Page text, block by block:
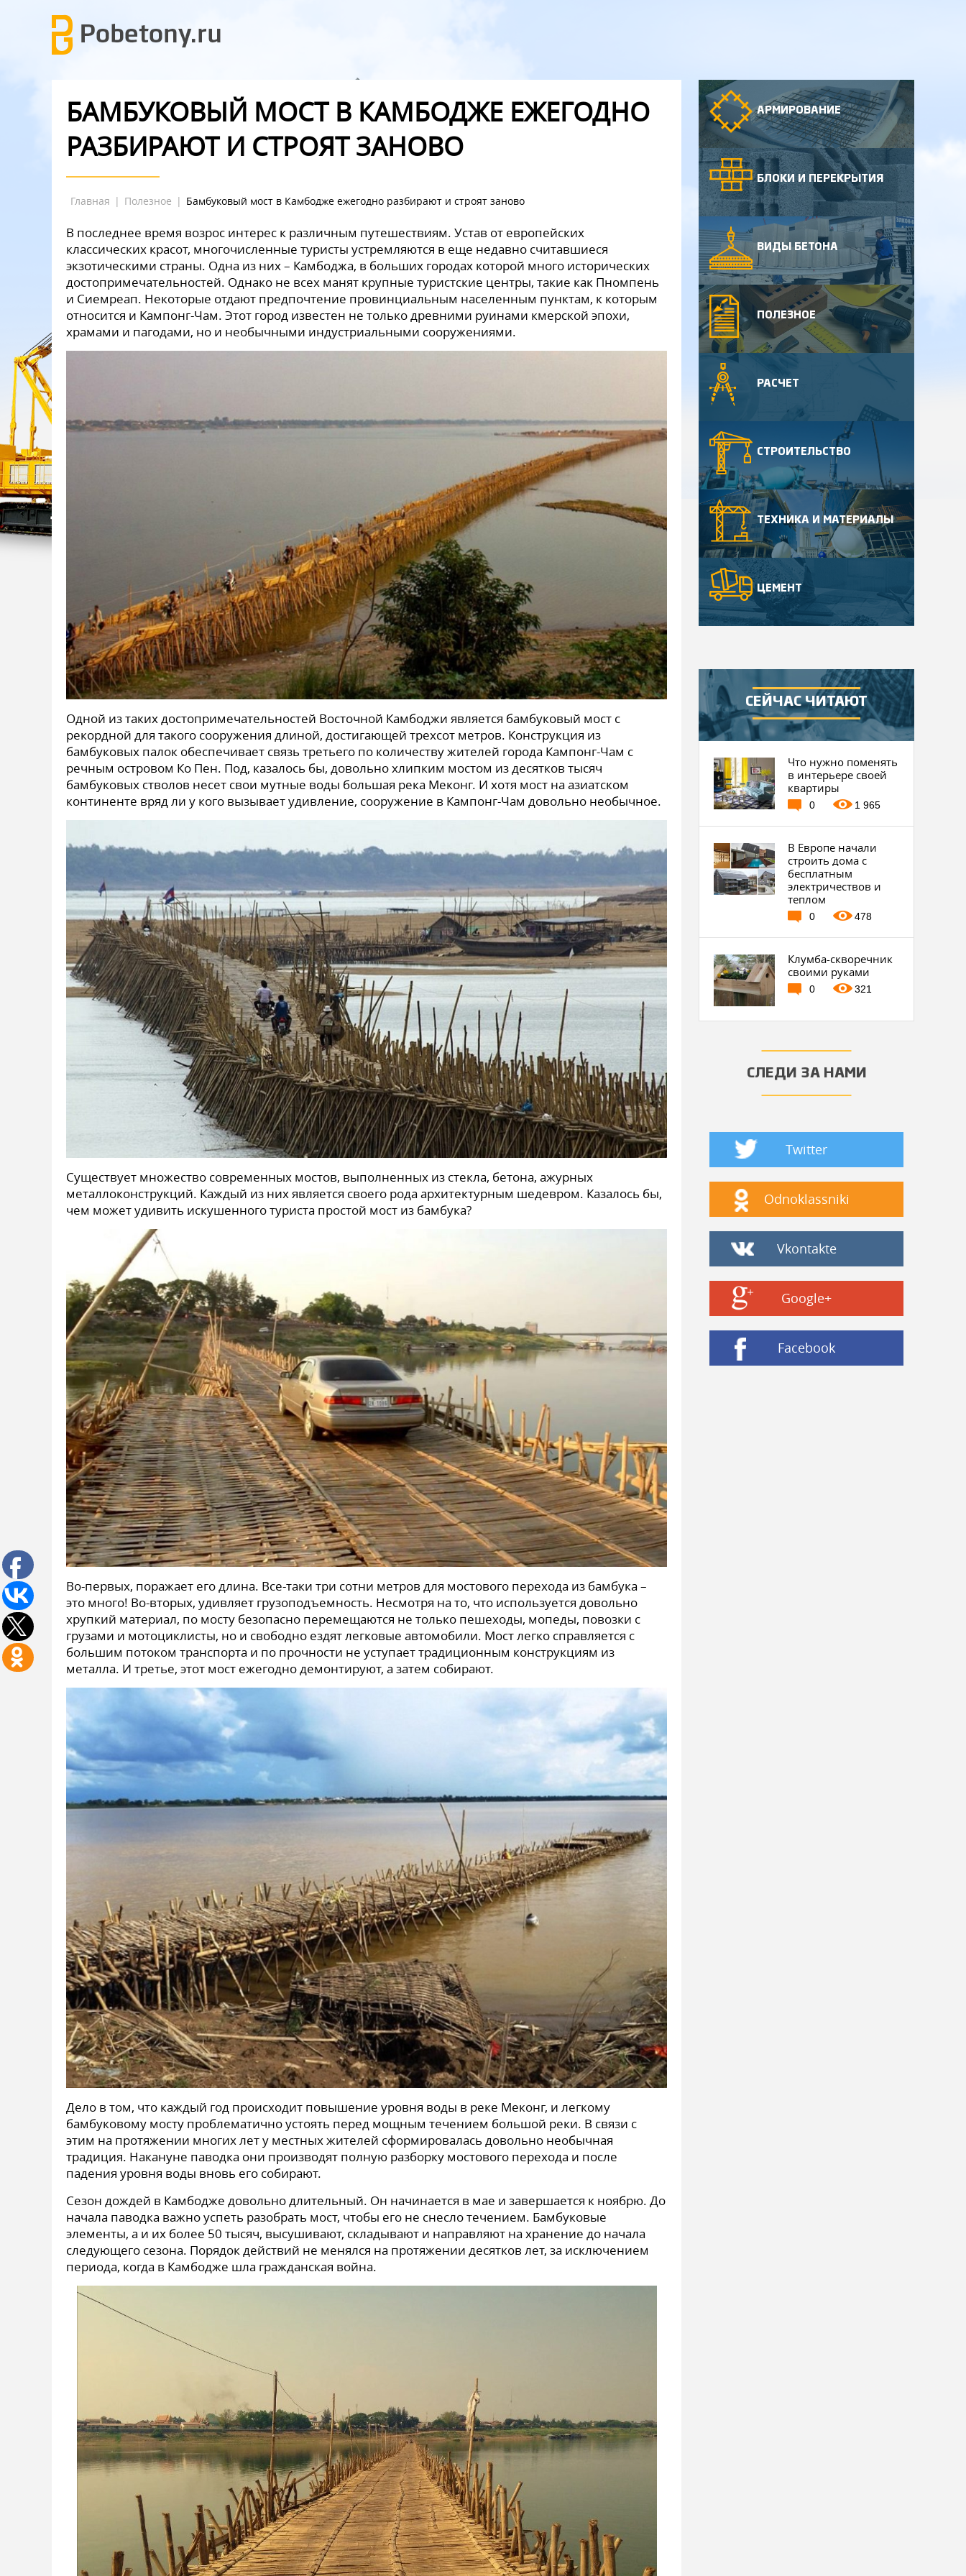
БАМБУКОВЫЙ МОСТ В КАМБОДЖЕ ЕЖЕГОДНО
РАЗБИРАЮТ И СТРОЯТ ЗАНОВО
Главная | Полезное | Бамбуковый мост в Камбодже ежегодно разбирают и строят заново
В последнее время возрос интерес к различным путешествиям. Устав от европейских
классических красот, многочисленные туристы устремляются в еще недавно считавшиеся
экзотическими страны. Одна из них – Камбоджа, в больших городах которой много исторических
достопримечательностей. Однако не всех манят крупные туристские центры, такие как Пномпень
и Сиемреап. Некоторые отдают предпочтение провинциальным населенным пунктам, к которым
относится и Кампонг-Чам. Этот город известен не только древними руинами кмерской эпохи,
храмами и пагодами, но и необычными индустриальными сооружениями.
Одной из таких достопримечательностей Восточной Камбоджи является бамбуковый мост с
рекордной для такого сооружения длиной, достигающей трехсот метров. Конструкция из
бамбуковых палок обеспечивает связь третьего по количеству жителей города Кампонг-Чам с
речным островом Ко Пен. Под, казалось бы, довольно хлипким мостом из десятков тысяч
бамбуковых стволов несет свои мутные воды большая река Меконг. И хотя мост на азиатском
континенте вряд ли у кого вызывает удивление, сооружение в Кампонг-Чам довольно необычное.
Существует множество современных мостов, выполненных из стекла, бетона, ажурных
металлоконструкций. Каждый из них является своего рода архитектурным шедевром. Казалось бы,
чем может удивить искушенного туриста простой мост из бамбука?
Во-первых, поражает его длина. Все-таки три сотни метров для мостового перехода из бамбука –
это много! Во-вторых, удивляет грузоподъемность. Несмотря на то, что используется довольно
хрупкий материал, по мосту безопасно перемещаются не только пешеходы, мопеды, повозки с
грузами и мотоциклисты, но и свободно ездят легковые автомобили. Мост легко справляется с
большим потоком транспорта и по прочности не уступает традиционным конструкциям из
металла. И третье, этот мост ежегодно демонтируют, а затем собирают.
Дело в том, что каждый год происходит повышение уровня воды в реке Меконг, и легкому
бамбуковому мосту проблематично устоять перед мощным течением большой реки. В связи с
этим на протяжении многих лет у местных жителей сформировалась довольно необычная
традиция. Накануне паводка они производят полную разборку мостового перехода и после
падения уровня воды вновь его собирают.
Сезон дождей в Камбодже довольно длительный. Он начинается в мае и завершается к ноябрю. До
начала паводка важно успеть разобрать мост, чтобы его не снесло течением. Бамбуковые
элементы, а и их более 50 тысяч, высушивают, складывают и направляют на хранение до начала
следующего сезона. Порядок действий не менялся на протяжении десятков лет, за исключением
периода, когда в Камбодже шла гражданская война.
АРМИРОВАНИЕ
БЛОКИ И ПЕРЕКРЫТИЯ
ВИДЫ БЕТОНА
ПОЛЕЗНОЕ
РАСЧЕТ
СТРОИТЕЛЬСТВО
ТЕХНИКА И МАТЕРИАЛЫ
ЦЕМЕНТ
СЕЙЧАС ЧИТАЮТ
Что нужно поменять
в интерьере своей
квартиры
0 1 965
В Европе начали
строить дома с
бесплатным
электричествов и
теплом
0 478
Клумба-скворечник
своими руками
0 321
СЛЕДИ ЗА НАМИ
Twitter
Odnoklassniki
Vkontakte
Google+
Facebook